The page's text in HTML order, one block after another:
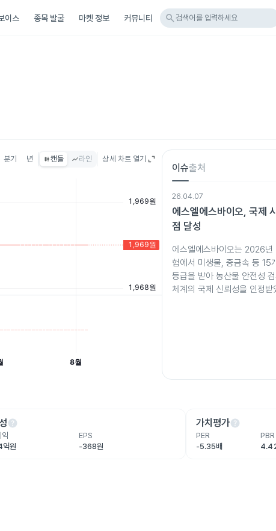
이스 종목 발굴 마켓 정보 커뮤니티 search 검색어를 입력하세요
분기 년 캔들 라인 상세 차트 열기
이슈출처
26.04.07
에스엘에스바이오, 국제
점 달성
에스엘에스바이오는 2026년
험에서 미생물, 중금속 등 15
등급을 받아 농산물 안전성
체계의 국제 신뢰성을 인정받
help
익
원
EPS
-368원
가치평가help
PER
-5.35배
PBR